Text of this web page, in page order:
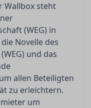
Wallbox steht
(WEG) in
Novelle des
und das
allen Beteiligten
zu erleichtern.
um